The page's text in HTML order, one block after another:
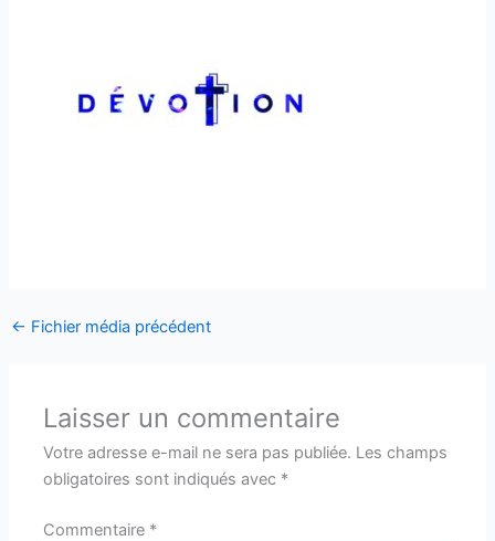
← Fichier média précédent
Laisser un commentaire
Votre adresse e-mail ne sera pas publiée. Les champs
obligatoires sont indiqués avec *
Commentaire *